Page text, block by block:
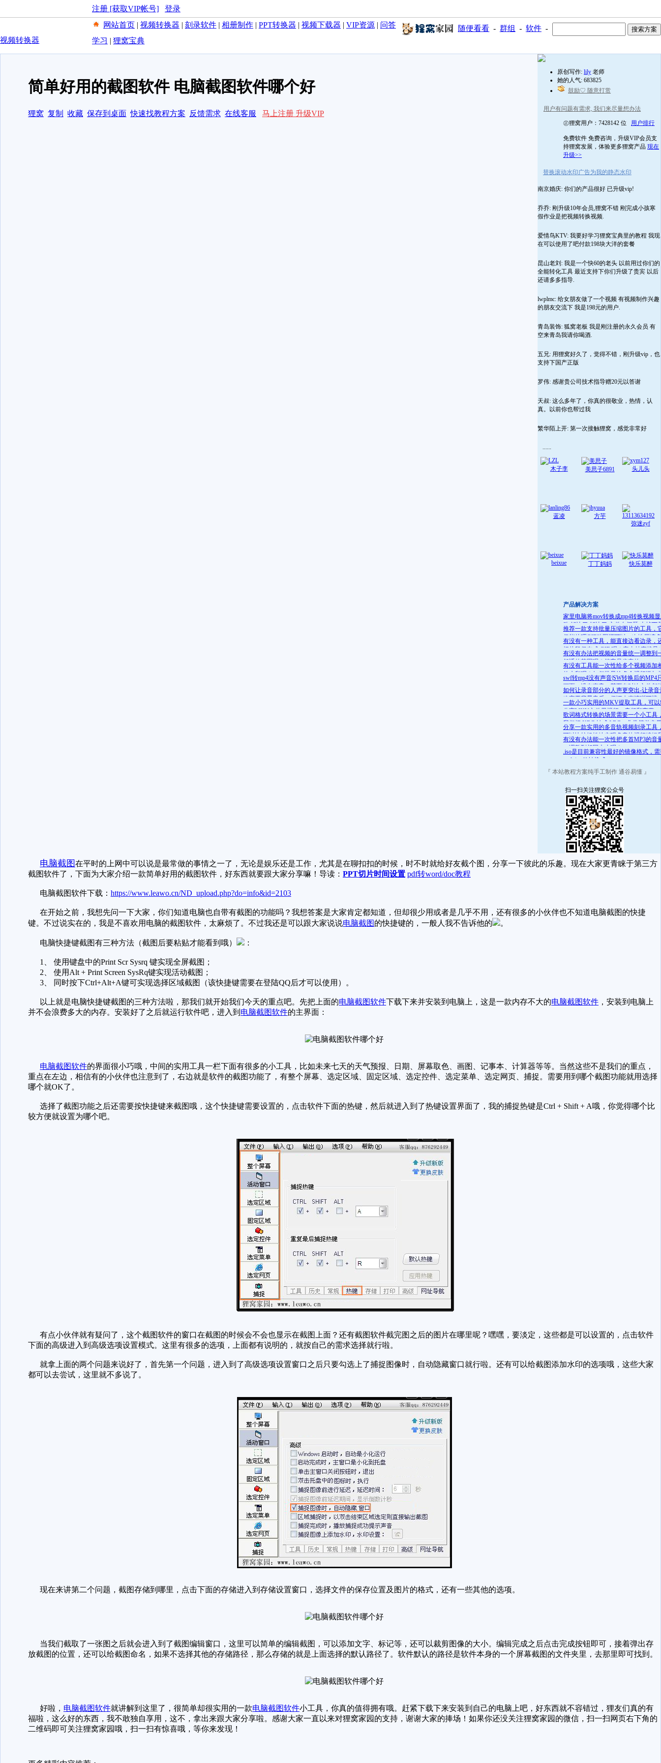
注册 [获取VIP帐号]
登录
网站首页 | 视频转换器 | 刻录软件 | 相册制作 | PPT转换器 | 视频下载器 | VIP资源 | 问答
学习 | 狸窝宝典
随便看看 - 群组 - 软件 -
视频转换器
原创写作: lily 老师
她的人气: 683825
鼓励♡ 随意打赏
用户有问题有需求, 我们来尽量想办法
㊣狸窝用户：7428142 位 用户排行
免费软件 免费咨询，升级VIP会员支
持狸窝发展，体验更多狸窝产品 现在
升级>>
替换滚动水印广告为我的静态水印
南京婚庆: 你们的产品很好 已升级vip!
乔乔: 刚升级10年会员,狸窝不错 刚完成小孩寒
假作业是把视频转换视频.
爱情鸟KTV: 我要好学习狸窝宝典里的教程 我现
在可以使用了吧付款198块大洋的套餐
昆山老刘: 我是一个快60的老头 以前用过你们的
全能转化工具 最近支持下你们升级了贵宾 以后
还请多多指导.
lwplmc: 给女朋友做了一个视频 有视频制作兴趣
的朋友交流下 我是198元的用户.
青岛装饰: 狐窝老板 我是刚注册的永久会员 有
空来青岛我请你喝酒.
五兄: 用狸窝好久了，觉得不错，刚升级vip，也
支持下国产正版
罗伟: 感谢贵公司技术指导赠20元以答谢
天叔: 这么多年了，你真的很敬业，热情，认
真。以前你也帮过我
繁华陌上开: 第一次接触狸窝，感觉非常好
......
木子李 美思子6891 头儿头
蓝凌
方芋
弥迷zyf
beixue 丁丁妈妈 快乐莫醉
产品解决方案
家里电脑将mov转换成mp4转换视频
败 解决了:解决了 文件名问题 去掉下
就可
推荐一款支持批量压缩图片的工具，
仅能处理GIF动图还可以一次性压缩
件
有没有一种工具，能直接边看边录，
把片段保存成 GIF 呢？它支持直接导
GIF 格式，
有没有办法把视频的音量统一调整到
舒适的范围呢？答案是肯定的
有没有工具能一次性给多个视频添加
的水印呢？如何批量给多个视频添加
的水印
swf转mp4没有声音|SW转换后的MP4
画面，没有声音，甚至有时连文件都
开
如何让录音部分的人声更突出-让录音
略高于背景音乐，保证人声清晰可辨
一款小巧实用的MKV提取工具，可
分离MKV文件里视频、音频和字幕
歌词格式转换的场景需要一个小工具
我们把 KRC 转成 LRC，非常简单实
分享一款实用的多音轨视频刻录工具
可以比较轻松地实现多音轨视频编辑
录
有没有办法能一次性把多首MP3的音
一调整到相同大小呢？
.iso是目前兼容性最好的镜像格式，
.mds/.mdf 转换成 .iso
『 本站教程方案纯手工制作 通谷易懂 』
扫一扫关注狸窝公众号
简单好用的截图软件 电脑截图软件哪个好
狸窝 复制 收藏 保存到桌面 快速找教程方案 反馈需求 在线客服 马上注册 升级VIP
电脑截图 在平时的上网中可以说是最常做的事情之一了，无论是娱乐还是工作，尤其是在聊扣扣的时候，时不时就给好友截个图，分享一下彼此的乐趣。现在大家更青睐于第三方
截图软件了，下面为大家介绍一款简单好用的截图软件，好东西就要跟大家分享嘛！导读： PPT切片时间设置 pdf转word/doc教程
电脑截图软件下载： https://www.leawo.cn/ND_upload.php?do=info&id=2103
在开始之前，我想先问一下大家，你们知道电脑也自带有截图的功能吗？我想答案是大家肯定都知道，但却很少用或者是几乎不用，还有很多的小伙伴也不知道电脑截图的快捷
键。不过说实在的，我是不喜欢用电脑的截图软件，太麻烦了。不过我还是可以跟大家说说电脑截图的快捷键的，一般人我不告诉他的 。
电脑快捷键截图有三种方法（截图后要粘贴才能看到哦） ：
1、 使用键盘中的Print Scr Sysrq 键实现全屏截图；
2、 使用Alt + Print Screen SysRq键实现活动截图；
3、 同时按下Ctrl+Alt+A键可实现选择区域截图（该快捷键需要在登陆QQ后才可以使用）。
以上就是电脑快捷键截图的三种方法啦，那我们就开始我们今天的重点吧。先把上面的电脑截图软件下载下来并安装到电脑上，这是一款内存不大的电脑截图软件 ，安装到电脑上
并不会浪费多大的内存。安装好了之后就运行软件吧，进入到 电脑截图软件的主界面：
电脑截图软件的界面很小巧哦，中间的实用工具一栏下面有很多的小工具，比如未来七天的天气预报、日期、屏幕取色、画图、记事本、计算器等等。当然这些不是我们的重点，
重点在左边，相信有的小伙伴也注意到了，右边就是软件的截图功能了，有整个屏幕、选定区域、固定区域、选定控件、选定菜单、选定网页、捕捉。需要用到哪个截图功能就用选择
哪个就OK了。
选择了截图功能之后还需要按快捷键来截图哦，这个快捷键需要设置的，点击软件下面的热键，然后就进入到了热键设置界面了，我的捕捉热键是Ctrl + Shift + A哦，你觉得哪个比
较方便就设置为哪个吧。
有点小伙伴就有疑问了，这个截图软件的窗口在截图的时候会不会也显示在截图上面？还有截图软件截完图之后的图片在哪里呢？嘿嘿，要淡定，这些都是可以设置的，点击软件
下面的高级进入到高级选项设置模式。这里有很多的选项，上面都有说明的，就按自己的需求选择就行啦。
就拿上面的两个问题来说好了，首先第一个问题，进入到了高级选项设置窗口之后只要勾选上了捕捉图像时，自动隐藏窗口就行啦。还有可以给截图添加水印的选项哦，这些大家
都可以去尝试，这里就不多说了。
现在来讲第二个问题，截图存储到哪里，点击下面的存储进入到存储设置窗口，选择文件的保存位置及图片的格式，还有一些其他的选项。
当我们截取了一张图之后就会进入到了截图编辑窗口，这里可以简单的编辑截图，可以添加文字、标记等，还可以裁剪图像的大小。编辑完成之后点击完成按钮即可，接着弹出存
放截图的位置，还可以给截图命名，如果不选择其他的存储路径，那么存储的就是上面选择的默认路径了。软件默认的路径是软件本身的一个屏幕截图的文件夹里，去那里即可找到。
好啦， 电脑截图软件就讲解到这里了，很简单却很实用的一款电脑截图软件小工具，你真的值得拥有哦。赶紧下载下来安装到自己的电脑上吧，好东西就不容错过，狸友们真的有
福啦，这么好的东西，我不敢独自享用，这不，拿出来跟大家分享啦。感谢大家一直以来对狸窝家园的支持，谢谢大家的捧场！如果你还没关注狸窝家园的微信，扫一扫网页右下角的
二维码即可关注狸窝家园哦，扫一扫有惊喜哦，等你来发现！